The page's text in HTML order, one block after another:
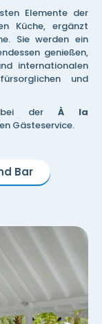
Elemente der
Küche, ergänzt
Sie werden ein
genießen,
internationalen
und
bei derÀ la
Gästeservice.
Bar